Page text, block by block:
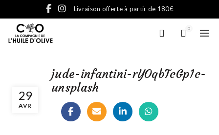
- Livraison offerte à partir de 180€
0
29
AVR
jude-infantini-rYOqbTcGp1c-
unsplash